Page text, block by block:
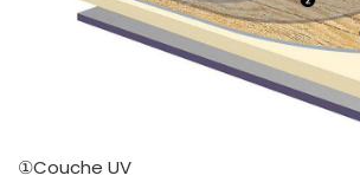
①Couche UV